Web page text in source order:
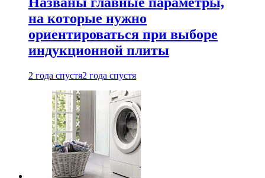
на которые нужно
ориентироваться при выборе
индукционной плиты
2 года спустя2 года спустя